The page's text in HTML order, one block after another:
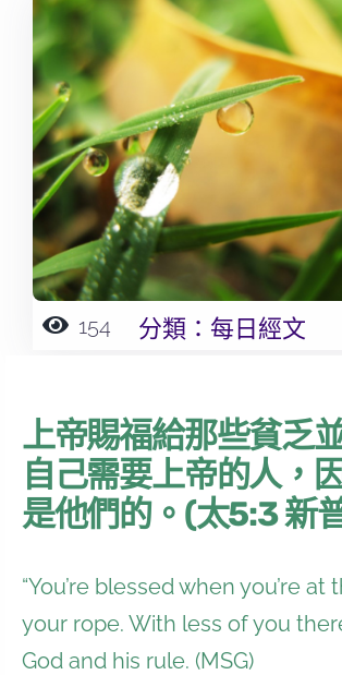
for:
154 分類： 每日經文
上帝賜福給那些貧乏
自己需要上帝的人，
是他們的。(太5:3 新普
“You’re blessed when you’re at
your rope. With less of you
God and his rule. (MSG)